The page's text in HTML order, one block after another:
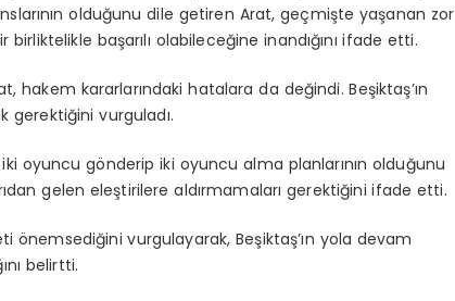
olduğunu dile getiren Arat, geçmişte yaşanan zor
başarılı olabileceğine inandığını ifade etti.
hakem kararlarındaki hatalara da değindi. Beşiktaş’ın
gerektiğini vurguladı.
oyuncu gönderip iki oyuncu alma planlarının olduğunu
gelen eleştirilere aldırmamaları gerektiğini ifade etti.
önemsediğini vurgulayarak, Beşiktaş’ın yola devam
belirtti.